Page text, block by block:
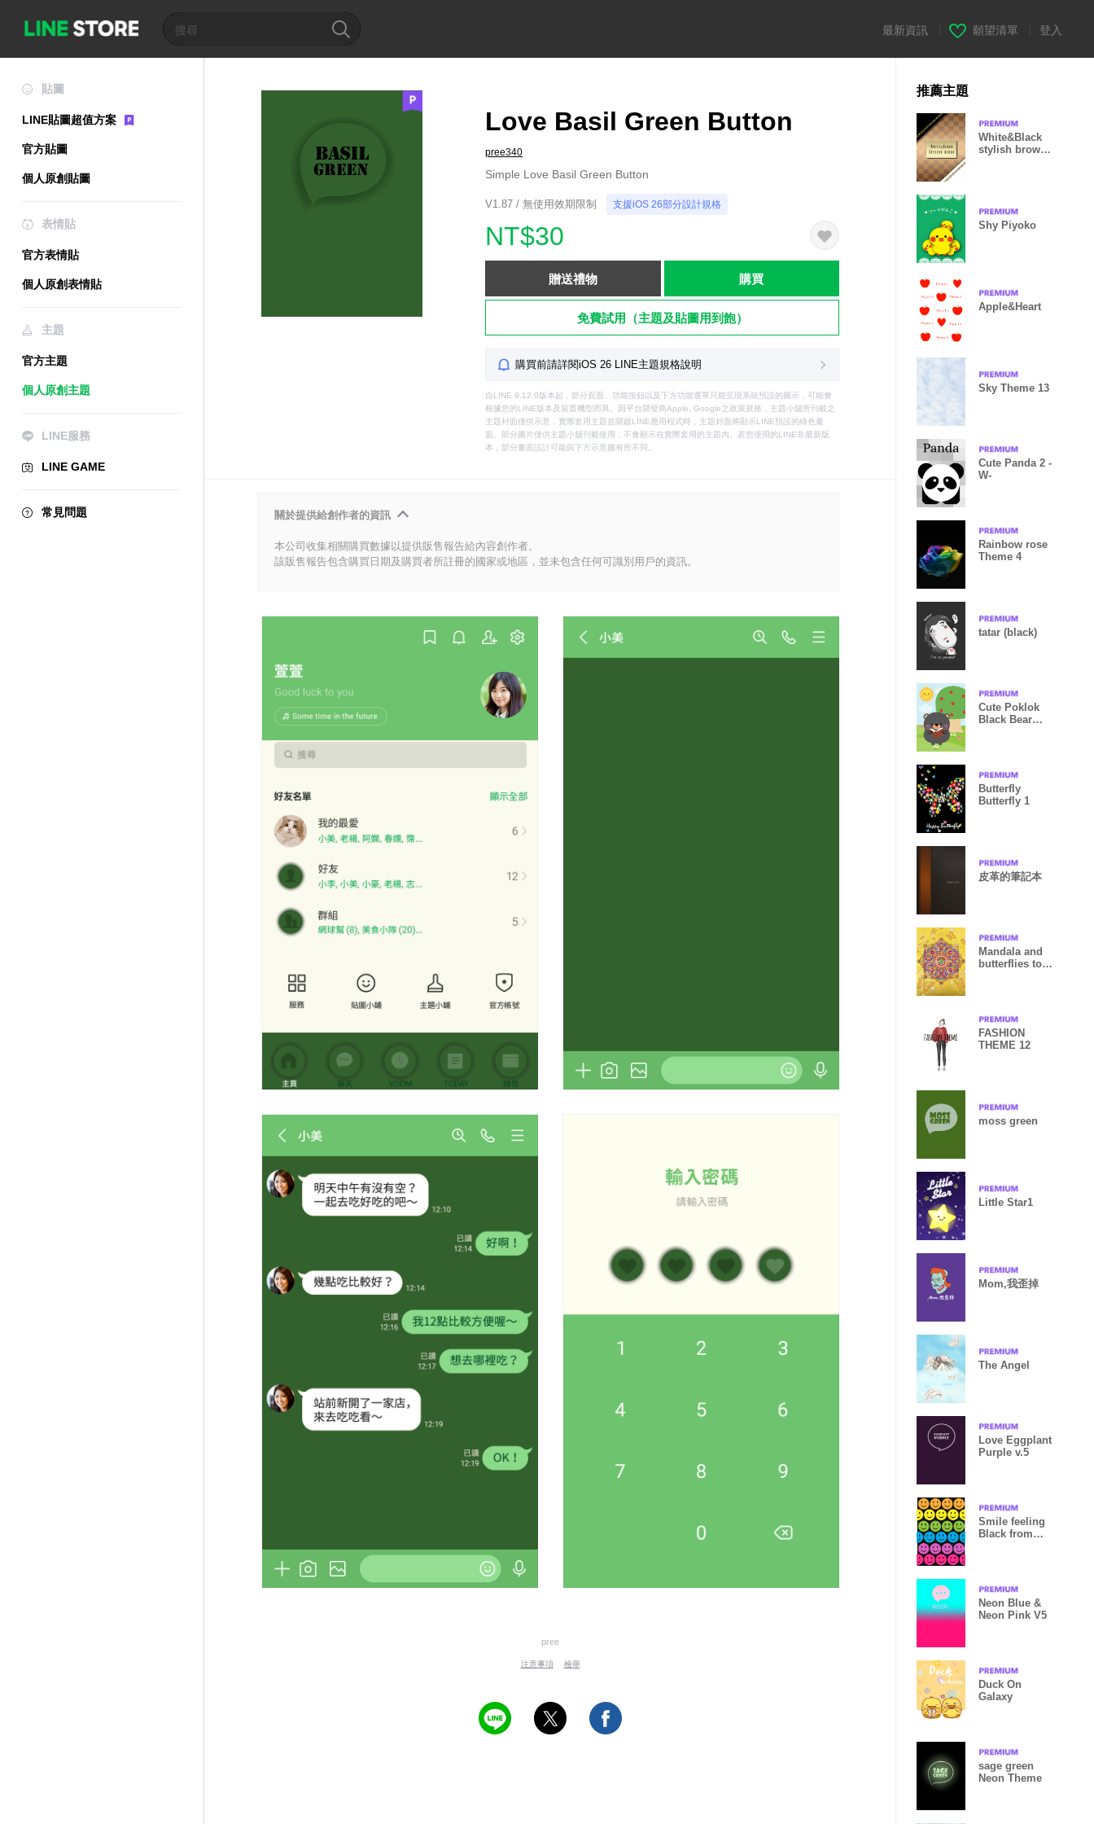
最新資訊 願望清單 登入
貼圖
LINE貼圖超值方案
官方貼圖
個人原創貼圖
表情貼
官方表情貼
個人原創表情貼
主題
官方主題
個人原創主題
LINE服務
LINE GAME
常見問題
Love Basil Green Button
pree340
Simple Love Basil Green Button
V1.87 / 無使用效期限制 支援iOS 26部分設計規格
NT$30
贈送禮物 購買
免費試用（主題及貼圖用到飽）
購買前請詳閱iOS 26 LINE主題規格說明
自LINE 9.12.0版本起，部分頁面、功能按鈕以及下方功能選單只能呈現系統預設的圖示，可能會
根據您的LINE版本及裝置機型而異。因平台開發商Apple, Google之政策規格，主題小舖所刊載之
主題封面僅供示意，實際套用主題並開啟LINE應用程式時，主題封面將顯示LINE預設的綠色畫
面。部分圖片僅供主題小舖刊載使用，不會顯示在實際套用的主題內。若您使用的LINE非最新版
本，部分畫面設計可能與下方示意圖有所不同。
關於提供給創作者的資訊
本公司收集相關購買數據以提供販售報告給內容創作者。
該販售報告包含購買日期及購買者所註冊的國家或地區，並未包含任何可識別用戶的資訊。
pree
注意事項 檢舉
推薦主題
White&Black
stylish brown
Shy Piyoko
Apple&Heart
Sky Theme 13
Cute Panda 2 -
W-
Rainbow rose
Theme 4
tatar (black)
Cute Poklok
Black Bear
Butterfly
Butterfly 1
皮革的筆記本
Mandala and
butterflies to
FASHION
THEME 12
moss green
Little Star1
Mom,我歪掉
The Angel
Love Eggplant
Purple v.5
Smile feeling
Black from
Neon Blue &
Neon Pink V5
Duck On
Galaxy
sage green
Neon Theme